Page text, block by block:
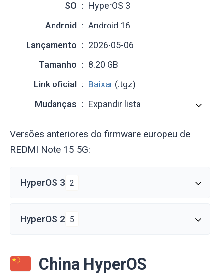
SO
HyperOS 3
Android
Android 16
Lançamento
2026-05-06
Tamanho
8.20 GB
Link oficial
Baixar (.tgz)
Mudanças
Expandir lista
Versões anteriores do firmware europeu de
REDMI Note 15 5G:
HyperOS 3 2
HyperOS 2 5
China HyperOS